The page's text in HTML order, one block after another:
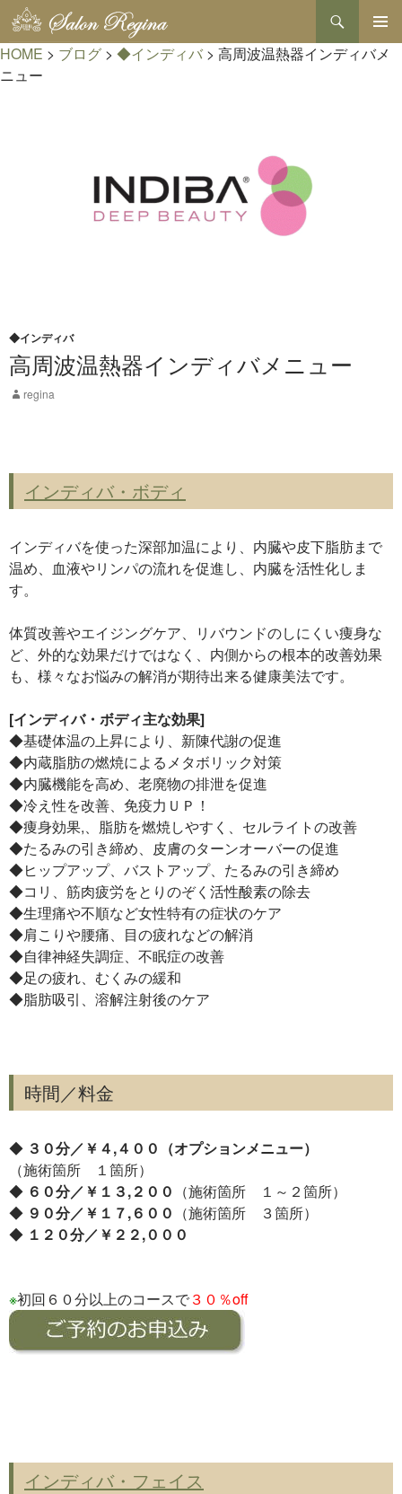
検
索
メインメ
ン
HOME > ブログ > ◆インディバ > 高周波温熱器インディバメ
ニュー
◆インディバ
高周波温熱器インディバメニュー
regina
インディバ・ボディ
インディバを使った深部加温により、内臓や皮下脂肪まで
温め、血液やリンパの流れを促進し、内臓を活性化しま
す。
体質改善やエイジングケア、リバウンドのしにくい痩身な
ど、外的な効果だけではなく、内側からの根本的改善効果
も、様々なお悩みの解消が期待出来る健康美法です。
[インディバ・ボディ主な効果]
◆基礎体温の上昇により、新陳代謝の促進
◆内蔵脂肪の燃焼によるメタボリック対策
◆内臓機能を高め、老廃物の排泄を促進
◆冷え性を改善、免疫力ＵＰ！
◆痩身効果,、脂肪を燃焼しやすく、セルライトの改善
◆たるみの引き締め、皮膚のターンオーバーの促進
◆ヒップアップ、バストアップ、たるみの引き締め
◆コリ、筋肉疲労をとりのぞく活性酸素の除去
◆生理痛や不順など女性特有の症状のケア
◆肩こりや腰痛、目の疲れなどの解消
◆自律神経失調症、不眠症の改善
◆足の疲れ、むくみの緩和
◆脂肪吸引、溶解注射後のケア
時間／料金
◆ ３０分／￥４,４００（オプションメニュー）
（施術箇所 １箇所）
◆ ６０分／￥１３,２００ （施術箇所 １～２箇所）
◆ ９０分／￥１７,６００ （施術箇所 ３箇所）
◆ １２０分／￥２２,０００
※初回６０分以上のコースで３０％off
インディバ・フェイス